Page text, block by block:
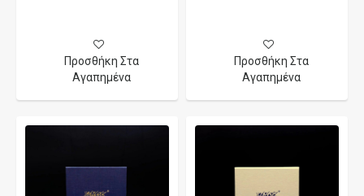
Προσθήκη Στα
Αγαπημένα
Προσθήκη Στα
Αγαπημένα